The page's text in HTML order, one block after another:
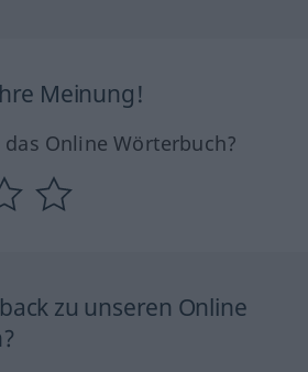
Meinung!
Online Wörterbuch?
zu unseren Online